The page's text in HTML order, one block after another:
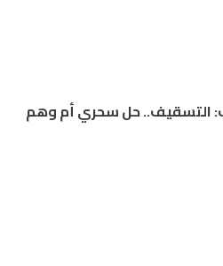
التسقيف.. حل سحري أم وهم